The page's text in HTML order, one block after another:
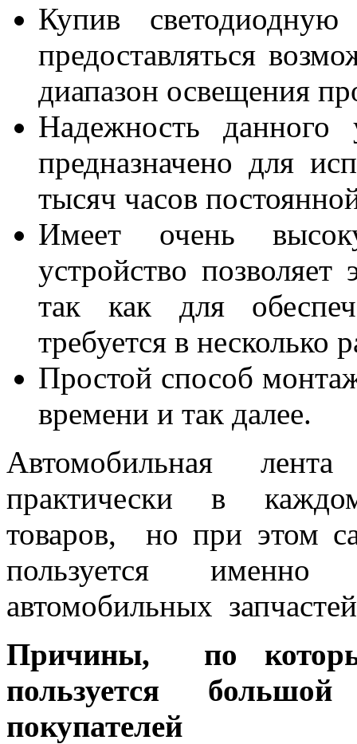
Купив
предоставляться
диапазон освещения
Надежность данного
предназначено для
тысяч часов
Имеет очень
устройство позволяет
так как для
требуется в несколько
Простой способ
времени и так далее.
Автомобильная
практически в
товаров, но при этом
пользуется
автомобильных
Причины, по
пользуется
покупателей